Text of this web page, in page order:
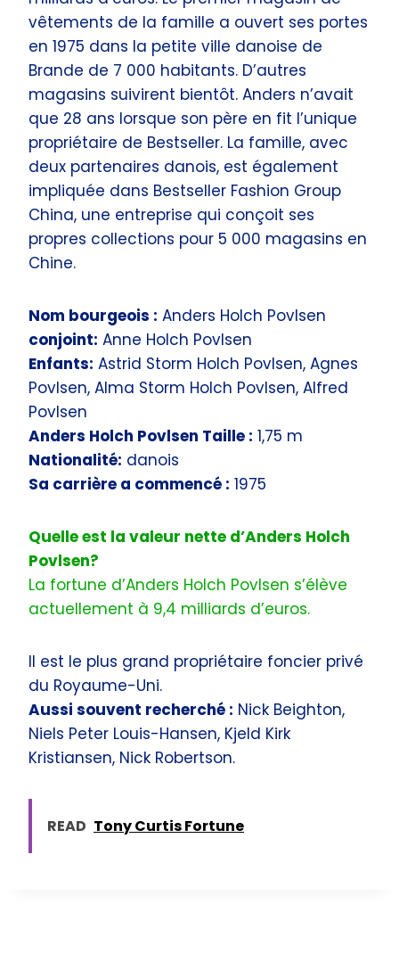
vêtements de la famille a ouvert ses portes
en 1975 dans la petite ville danoise de
Brande de 7 000 habitants. D’autres
magasins suivirent bientôt. Anders n’avait
que 28 ans lorsque son père en fit l’unique
propriétaire de Bestseller. La famille, avec
deux partenaires danois, est également
impliquée dans Bestseller Fashion Group
China, une entreprise qui conçoit ses
propres collections pour 5 000 magasins en
Chine.
Nom bourgeois : Anders Holch Povlsen
conjoint: Anne Holch Povlsen
Enfants: Astrid Storm Holch Povlsen, Agnes
Povlsen, Alma Storm Holch Povlsen, Alfred
Povlsen
Anders Holch Povlsen Taille : 1,75 m
Nationalité: danois
Sa carrière a commencé : 1975
Quelle est la valeur nette d’Anders Holch
Povlsen?
La fortune d’Anders Holch Povlsen s’élève
actuellement à 9,4 milliards d’euros.
Il est le plus grand propriétaire foncier privé
du Royaume-Uni.
Aussi souvent recherché : Nick Beighton,
Niels Peter Louis-Hansen, Kjeld Kirk
Kristiansen, Nick Robertson.
READ Tony Curtis Fortune